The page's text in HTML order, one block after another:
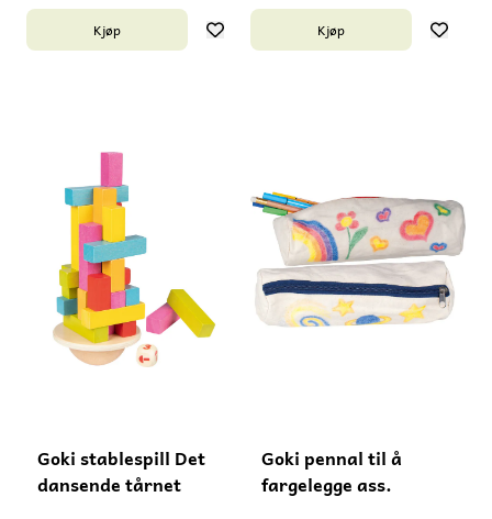
man øver konsentrasjon og
motorikk. Passer fra 5 år.
Inneholder små deler -
Kjøp
fra 5 år. Inneholder små
deler - må ikke gis til barn
under 3 år.
Kjøp
Goki stablespill Det
dansende tårnet
Goki pennal til å
fargelegge ass.